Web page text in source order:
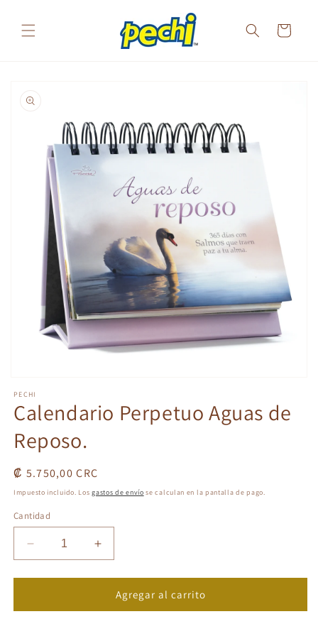
al contenido
Carrito
elemento
multimedia
1
en
una
ventana
PECHI
Calendario Perpetuo Aguas de
Reposo.
Precio
habitual
₡ 5.750,00 CRC
Impuesto incluido. Losgastos de envío se calculan en la pantalla de pago.
Cantidad
Reducir
cantidad
para
Perpetuo
Aumentar
cantidad
para
Calendario
Perpetuo
Agregar al carrito